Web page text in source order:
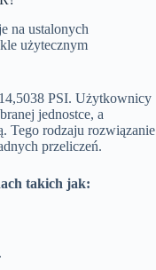
na ustalonych
użytecznym
PSI. Użytkownicy
jednostce, a
Tego rodzaju rozwiązanie
przeliczeń.
takich jak: